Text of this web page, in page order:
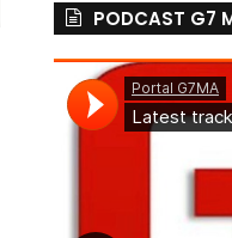
PODCAST G7